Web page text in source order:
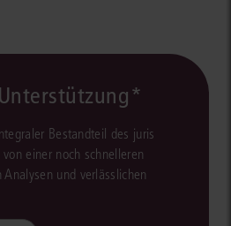
Bestandteil des juris
einer noch schnelleren
und verlässlichen